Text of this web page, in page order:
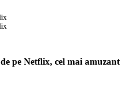
pe Netflix, cel mai amuzant